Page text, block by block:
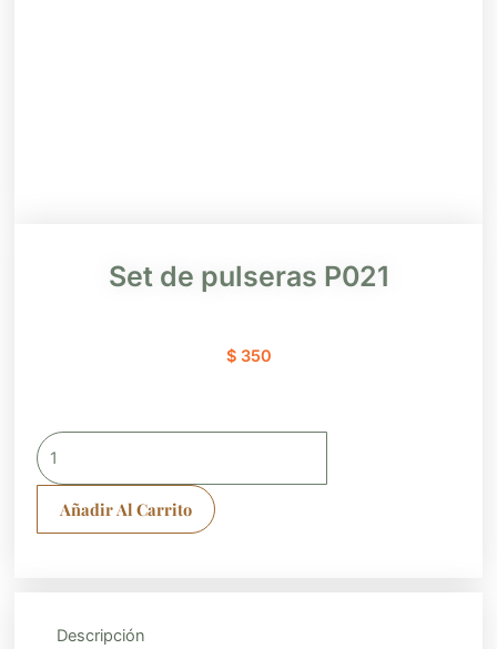
Set de pulseras P021
$350
Set
de
Añadir Al Carrito
Descripción